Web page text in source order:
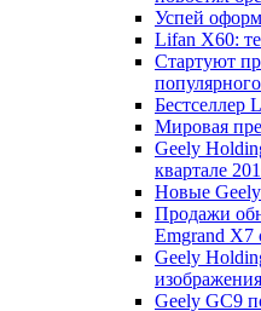
Успей
Lifan X60:
Стартуют
Бестселлер
Мировая
Geely
квартале
Новые
Продажи
Emgrand X7
Geely
Geely GC9